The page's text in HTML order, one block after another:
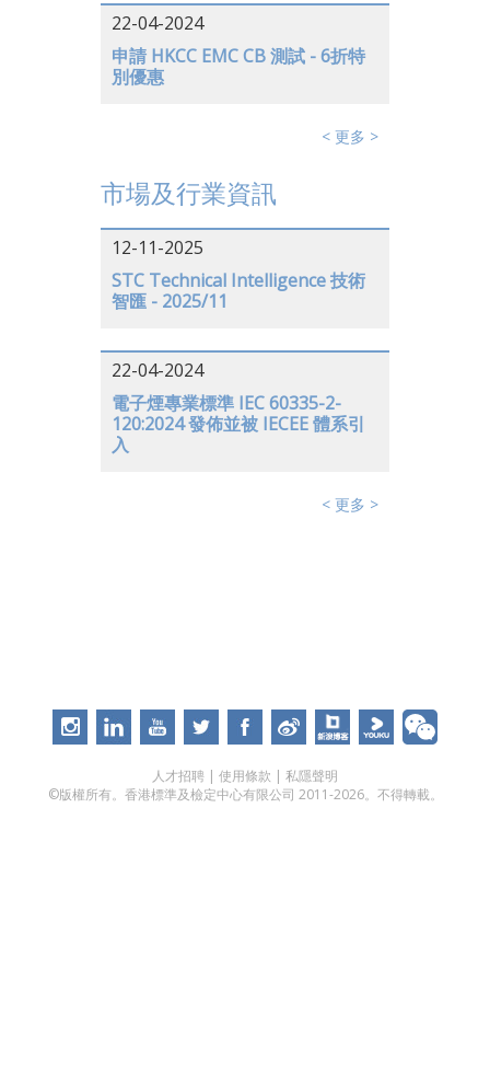
22-04-2024
申請 HKCC EMC CB 測試 - 6折特
別優惠
< 更多 >
市場及行業資訊
12-11-2025
STC Technical Intelligence 技術
智匯 - 2025/11
22-04-2024
電子煙專業標準 IEC 60335-2-
120:2024 發佈並被 IECEE 體系引
入
< 更多 >
人才招聘 | 使用條款 | 私隱聲明
©版權所有。香港標準及檢定中心有限公司 2011-2026。不得轉載。